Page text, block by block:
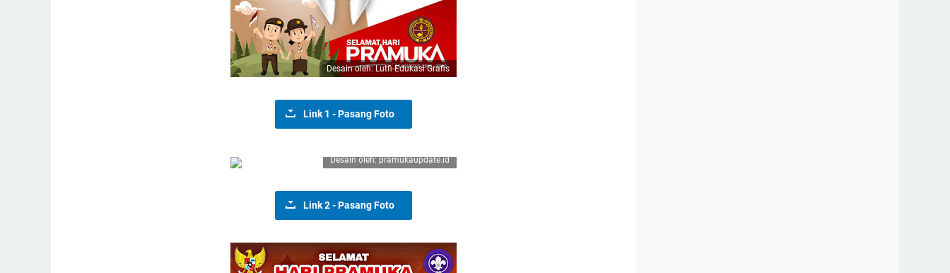
Desain oleh: Lutfi-Edukasi Grafis
Link 1 - Pasang Foto
Desain oleh: pramukaupdate.id
Link 2 - Pasang Foto